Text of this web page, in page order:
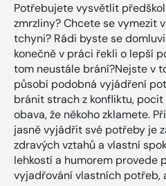
Potřebujete vysvětlit
zmrzliny? Chcete se vymezit
tchyni? Rádi byste se
konečně v práci řekli o lepší
tom neustále brání?Nejste v
působí podobná vyjádření
bránit strach z konfliktu, pocit
obava, že někoho zklamete.
jasně vyjádřit své potřeby je
zdravých vztahů a vlastní
lehkostí a humorem provede
vyjadřování vlastních potřeb,